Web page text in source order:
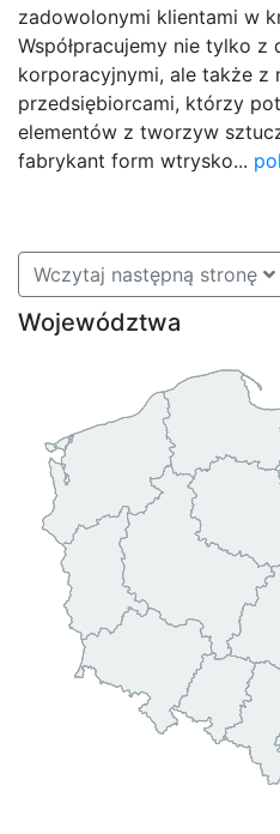
zadowolonymi klientami w
Współpracujemy nie tylko z
korporacyjnymi, ale także z
przedsiębiorcami, którzy
elementów z tworzyw
fabrykant form wtrysko...
Wczytaj następną stronę
Województwa